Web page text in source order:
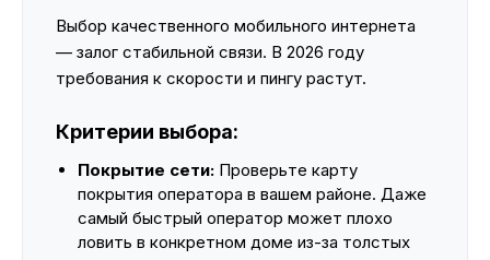
Выбор качественного мобильного интернета
— залог стабильной связи. В 2026 году
требования к скорости и пингу растут.
Критерии выбора:
Покрытие сети: Проверьте карту
покрытия оператора в вашем районе. Даже
самый быстрый оператор может плохо
ловить в конкретном доме из-за толстых